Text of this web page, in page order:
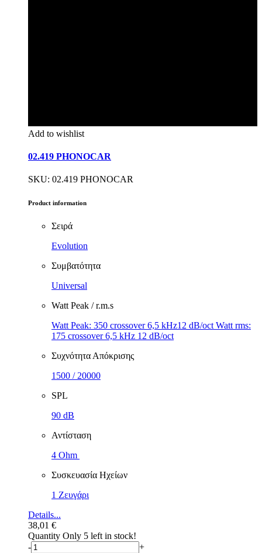
Add to wishlist
02.419 PHONOCAR
SKU: 02.419 PHONOCAR
Product information
Σειρά
Evolution
Συμβατότητα
Universal
Watt Peak / r.m.s
Watt Peak: 350 crossover 6,5 kHz12 dB/oct Watt rms:
175 crossover 6,5 kHz 12 dB/oct
Συχνότητα Απόκρισης
1500 / 20000
SPL
90 dB
Αντίσταση
4 Ohm
Συσκευασία Ηχείων
1 Ζευγάρι
Details...
38,01 €
Quantity Only 5 left in stock!
-
+